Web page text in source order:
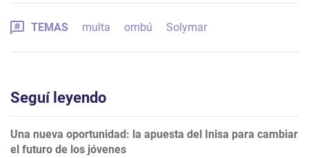
TEMAS multa ombú Solymar
Seguí leyendo
Una nueva oportunidad: la apuesta del Inisa para cambiar
el futuro de los jóvenes